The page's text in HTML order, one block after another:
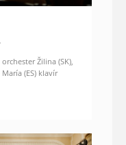
Žilina (SK),
(ES) klavír